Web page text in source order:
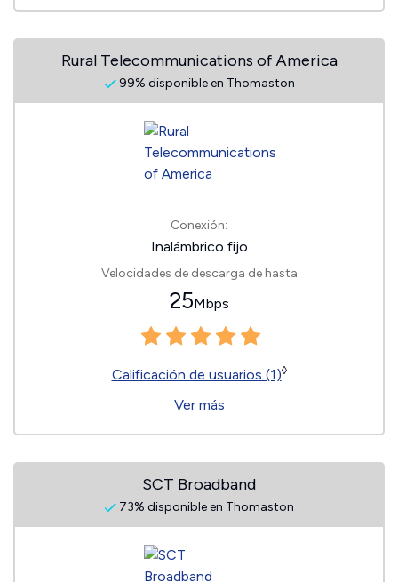
Rural Telecommunications of America
99% disponible en Thomaston
Conexión:
Inalámbrico fijo
Velocidades de descarga de hasta
25Mbps
Calificación de usuarios (1)◊
Ver más
SCT Broadband
73% disponible en Thomaston